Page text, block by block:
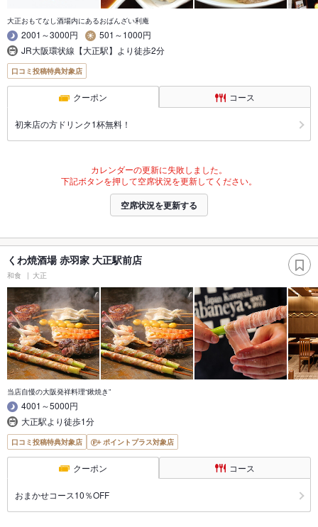
大正おもてなし酒場内にあるおばんざい利庵
2001～3000円
501～1000円
JR大阪環状線【大正駅】より徒歩2分
口コミ投稿特典対象店
クーポン コース
初来店の方ドリンク1杯無料！
カレンダーの更新に失敗しました。
下記ボタンを押して空席状況を更新してください。
空席状況を更新する
くわ焼酒場 赤羽家 大正駅前店
和食 大正
当店自慢の大阪発祥料理“鍬焼き”
4001～5000円
大正駅より徒歩1分
口コミ投稿特典対象店 ポイントプラス対象店
クーポン コース
おまかせコース10％OFF